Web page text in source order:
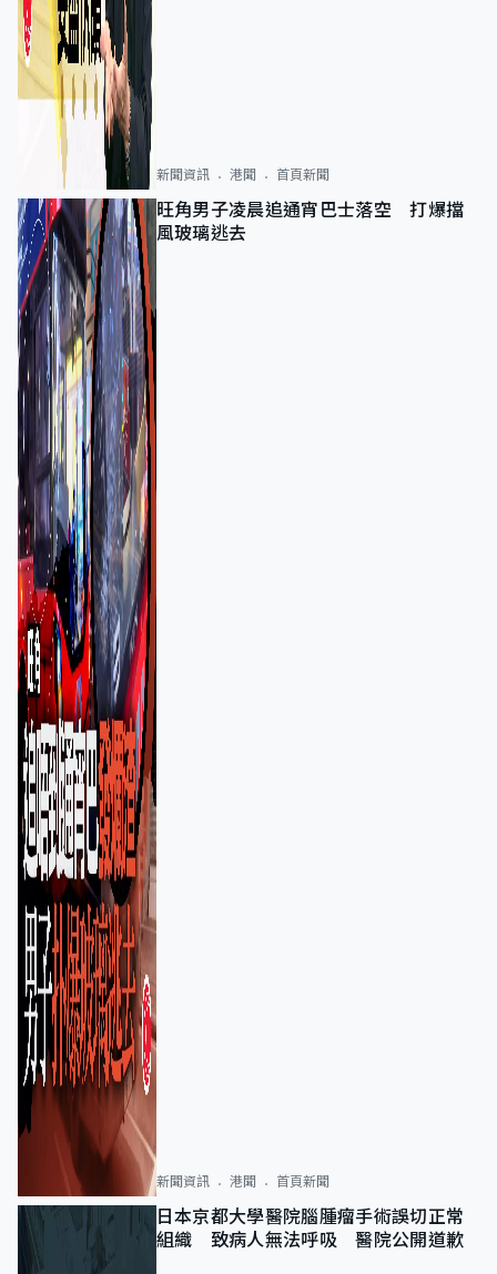
新聞資訊 港聞 首頁新聞
旺角男子凌晨追通宵巴士落空 打爆擋
風玻璃逃去
新聞資訊 港聞 首頁新聞
日本京都大學醫院腦腫瘤手術誤切正常
組織 致病人無法呼吸 醫院公開道歉